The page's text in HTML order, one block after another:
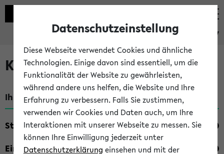
eKVV
Kombisuche im eKVV
Ihre Suchkriterien:
Studienfach
Einrichtung
Datenschutzeinstellung
Diese Webseite verwendet Cookies und ähnliche
Technologien. Einige davon sind essentiell, um die
Funktionalität der Website zu gewährleisten,
während andere uns helfen, die Website und Ihre
Erfahrung zu verbessern. Falls Sie zustimmen,
verwenden wir Cookies und Daten auch, um Ihre
Interaktionen mit unserer Webseite zu messen. Sie
können Ihre Einwilligung jederzeit unter
Datenschutzerklärung einsehen und mit der